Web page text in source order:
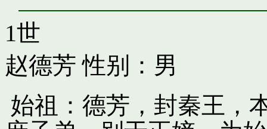
1世
赵德芳 性别：男
始祖：德芳，封秦王，